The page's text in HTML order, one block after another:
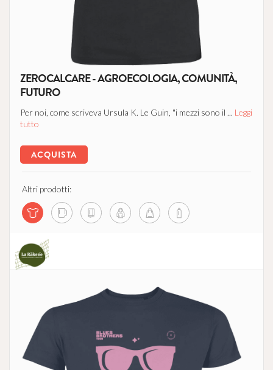
ZEROCALCARE - AGROECOLOGIA, COMUNITÀ,
FUTURO
Per noi, come scriveva Ursula K. Le Guin, "i mezzi sono il ... Leggi
tutto
ACQUISTA
Altri prodotti: